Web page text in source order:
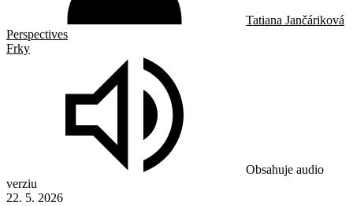
Tatiana Jančáriková
Perspectives
Frky
Obsahuje audio
verziu
22. 5. 2026